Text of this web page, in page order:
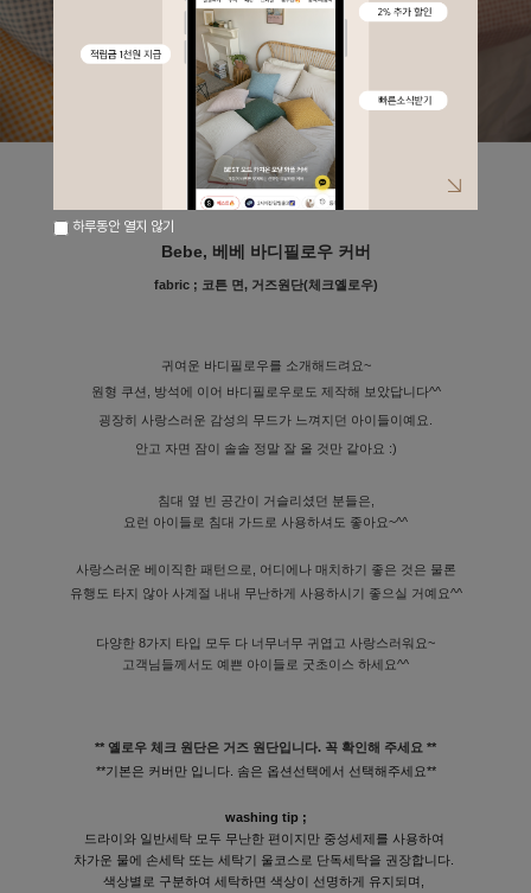
Bebe, 베베 바디필로우 커버
fabric ; 코튼 면, 거즈원단(체크옐로우)
귀여운 바디필로우를 소개해드려요~
원형 쿠션, 방석에 이어 바디필로우로도 제작해 보았답니다^^
굉장히 사랑스러운 감성의 무드가 느껴지던 아이들이예요.
안고 자면 잠이 솔솔 정말 잘 올 것만 같아요 :)
침대 옆 빈 공간이 거슬리셨던 분들은,
요런 아이들로 침대 가드로 사용하셔도 좋아요~^^
사랑스러운 베이직한 패턴으로, 어디에나 매치하기 좋은 것은 물론
유행도 타지 않아 사계절 내내 무난하게 사용하시기 좋으실 거예요^^
다양한 8가지 타입 모두 다 너무너무 귀엽고 사랑스러워요~
고객님들께서도 예쁜 아이들로 굿초이스 하세요^^
** 옐로우 체크 원단은 거즈 원단입니다. 꼭 확인해 주세요 **
**기본은 커버만 입니다. 솜은 옵션선택에서 선택해주세요**
washing tip ;
드라이와 일반세탁 모두 무난한 편이지만 중성세제를 사용하여
차가운 물에 손세탁 또는 세탁기 울코스로 단독세탁을 권장합니다.
색상별로 구분하여 세탁하면 색상이 선명하게 유지되며,
하루동안 열지 않기